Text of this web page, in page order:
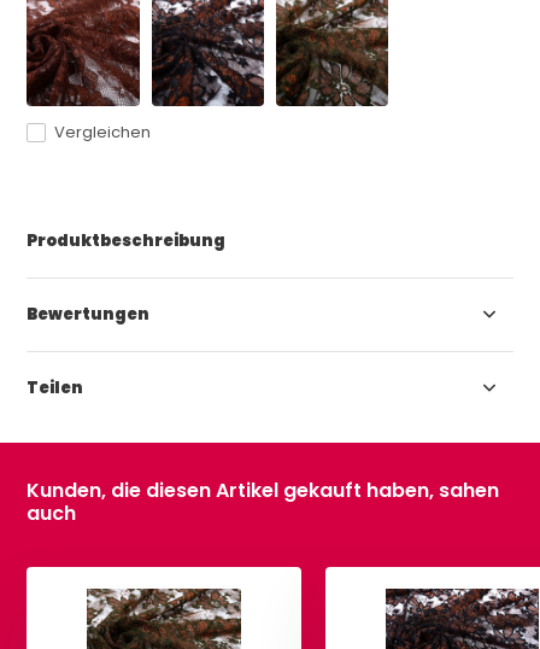
Vergleichen
Produktbeschreibung
Bewertungen
Teilen
Kunden, die diesen Artikel gekauft haben, sahen
auch